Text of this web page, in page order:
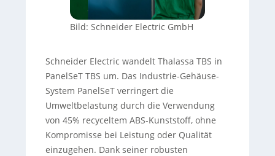
Bild: Schneider Electric GmbH
Schneider Electric wandelt Thalassa TBS in
PanelSeT TBS um. Das Industrie-Gehäuse-
System PanelSeT verringert die
Umweltbelastung durch die Verwendung
von 45% recyceltem ABS-Kunststoff, ohne
Kompromisse bei Leistung oder Qualität
einzugehen. Dank seiner robusten